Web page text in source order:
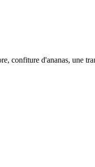
confiture d'ananas, une